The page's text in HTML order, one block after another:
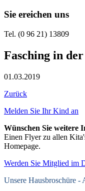
Sie ereichen uns
Tel. (0 96 21) 13809
Fasching in
01.03.2019
Zurück
Melden Sie Ihr Kind an
Wünschen Sie weitere
Einen Flyer zu allen
Homepage.
Werden Sie Mitglied im
Unsere Hausbroschüre -